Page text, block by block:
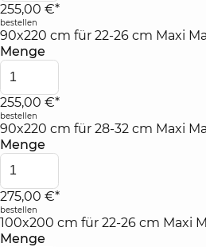
255,00 €*
bestellen
90x220 cm für 22-26 cm Maxi
Menge
255,00 €*
bestellen
90x220 cm für 28-32 cm Maxi
Menge
275,00 €*
bestellen
100x200 cm für 22-26 cm Maxi
Menge